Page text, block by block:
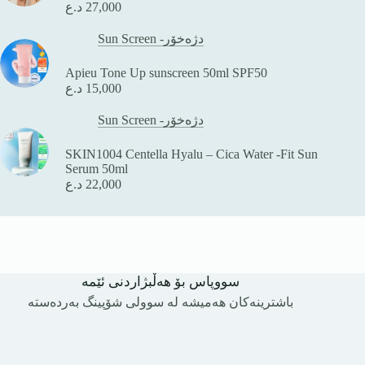
27,000 د.ع
Sun Screen -دژەخۆر
Apieu Tone Up sunscreen 50ml SPF50
15,000 د.ع
Sun Screen -دژەخۆر
SKIN1004 Centella Hyalu – Cica Water -Fit Sun
Serum 50ml
22,000 د.ع
سووپاس بۆ هەڵبژاردنی ئێمە
باشترینەکان هەمیشە لە سوولی شۆپینگ بەردەستە